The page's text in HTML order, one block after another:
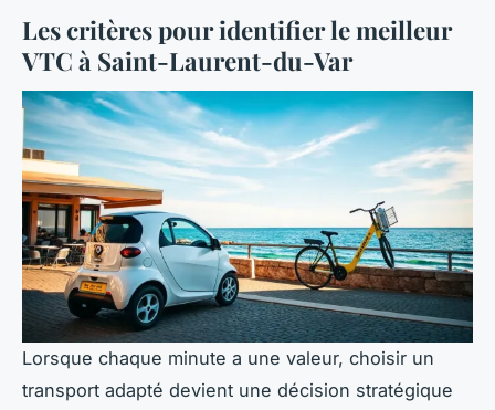
Les critères pour identifier le meilleur
VTC à Saint-Laurent-du-Var
Lorsque chaque minute a une valeur, choisir un
transport adapté devient une décision stratégique